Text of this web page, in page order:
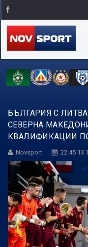
БЪЛГАРИЯ С
СЕВЕРНА
КВАЛИФИКАЦИИ
Novsport 22:45